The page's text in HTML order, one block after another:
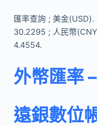
匯率查詢 ; 美金
30.2295 ; 人民幣
4.4554.
外幣匯率
遠銀數位